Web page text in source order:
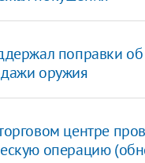
поправки об
оружия
центре
операцию